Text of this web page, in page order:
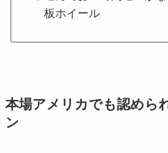
板ホイール
本場アメリカでも認めら
ン